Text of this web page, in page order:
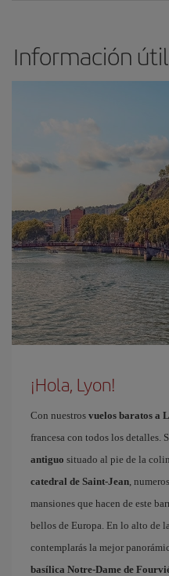
Información
¡Hola, Lyon!
Con nuestros vuelos baratos a
francesa con todos los detalles.
antiguo situado al pie de la
catedral de Saint-Jean,
mansiones que hacen de este
bellos de Europa. En lo alto de
contemplarás la mejor
basílica Notre-Dame de